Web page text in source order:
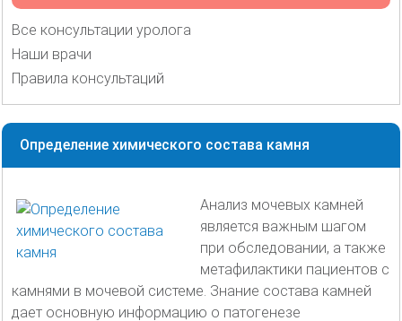
Все консультации уролога
Наши врачи
Правила консультаций
Определение химического состава камня
Анализ мочевых камней
является важным шагом
при обследовании, а также
метафилактики пациентов с
камнями в мочевой системе. Знание состава камней
дает основную информацию о патогенезе